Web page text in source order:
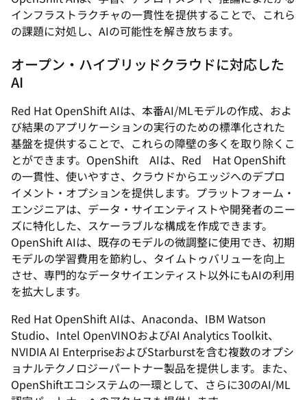
インフラストラクチャの一貫性を提供することで、これら
の課題に対処し、AIの可能性を解き放ちます。
オープン・ハイブリッドクラウドに対応した
AI
Red Hat OpenShift AIは、本番AI/MLモデルの作成、およ
び結果のアプリケーションの実行のための標準化された
基盤を提供することで、これらの障壁の多くを取り除くこ
とができます。OpenShift AIは、Red Hat OpenShift
の一貫性、使いやすさ、クラウドからエッジへのデプロ
イメント・オプションを提供します。プラットフォーム・
エンジニアは、データ・サイエンティストや開発者のニー
ズに特化した、スケーラブルな構成を作成できます。
OpenShift AIは、既存のモデルの微調整に使用でき、初期
モデルの学習費用を節約し、タイムトゥバリューを向上
させ、専門的なデータサイエンティスト以外にもAIの利用
を拡大します。
Red Hat OpenShift AIは、Anaconda、IBM Watson
Studio、Intel OpenVINOおよびAI Analytics Toolkit、
NVIDIA AI EnterpriseおよびStarburstを含む複数のオプシ
ョナルテクノロジーパートナー製品を提供します。また、
OpenShiftエコシステムの一環として、さらに30のAI/ML